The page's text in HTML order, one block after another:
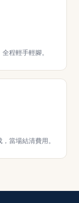
程輕手輕腳。
當場結清費用。